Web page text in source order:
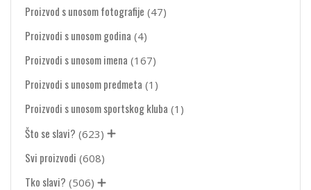
Proizvod s unosom fotografije (47)
Proizvodi s unosom godina (4)
Proizvodi s unosom imena (167)
Proizvodi s unosom predmeta (1)
Proizvodi s unosom sportskog kluba (1)
Što se slavi? (623)
Svi proizvodi (608)
Tko slavi? (506)